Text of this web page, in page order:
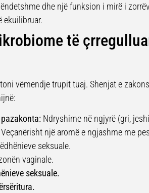
dhe një funksion i mirë i
ekuilibruar.
të
vëmendje trupit tuaj. Shenjat e
Ndryshime në ngjyrë (gri,
Veçanërisht një aromë e ngjashme me
seksuale.
vaginale.
seksuale.